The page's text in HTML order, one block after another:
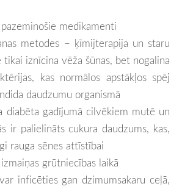
medikamenti
metodes – ķīmijterapija un staru
iznīcina vēža šūnas, bet nogalina
kas normālos apstākļos spēj
daudzumu organismā
diabēta gadījumā cilvēkiem mutē un
ir palielināts cukura daudzums, kas,
rauga sēnes attīstībai
grūtniecības laikā
inficēties gan dzimumsakaru ceļā,